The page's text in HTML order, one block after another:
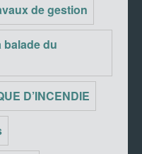
de gestion
balade du
D’INCENDIE